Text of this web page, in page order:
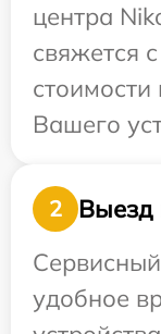
центра
свяжется
Вашего
2
Выезд
удобное